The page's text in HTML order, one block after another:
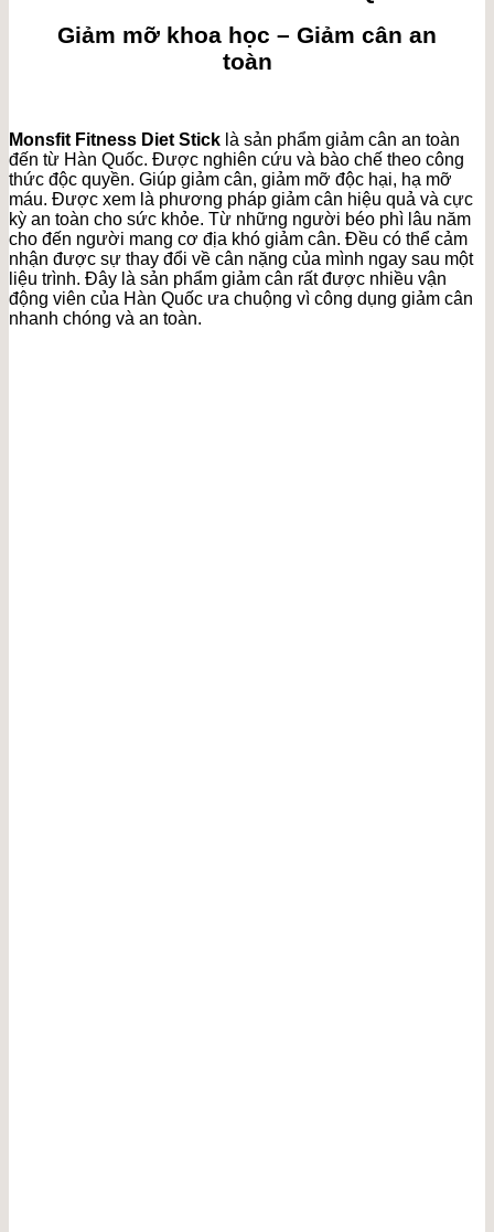
Giảm mỡ khoa học – Giảm cân an
toàn
Monsfit Fitness Diet Stick là sản phẩm giảm cân an toàn
đến từ Hàn Quốc. Được nghiên cứu và bào chế theo công
thức độc quyền. Giúp giảm cân, giảm mỡ độc hại, hạ mỡ
máu. Được xem là phương pháp giảm cân hiệu quả và cực
kỳ an toàn cho sức khỏe. Từ những người béo phì lâu năm
cho đến người mang cơ địa khó giảm cân. Đều có thể cảm
nhận được sự thay đổi về cân nặng của mình ngay sau một
liệu trình. Đây là sản phẩm giảm cân rất được nhiều vận
động viên của Hàn Quốc ưa chuộng vì công dụng giảm cân
nhanh chóng và an toàn.